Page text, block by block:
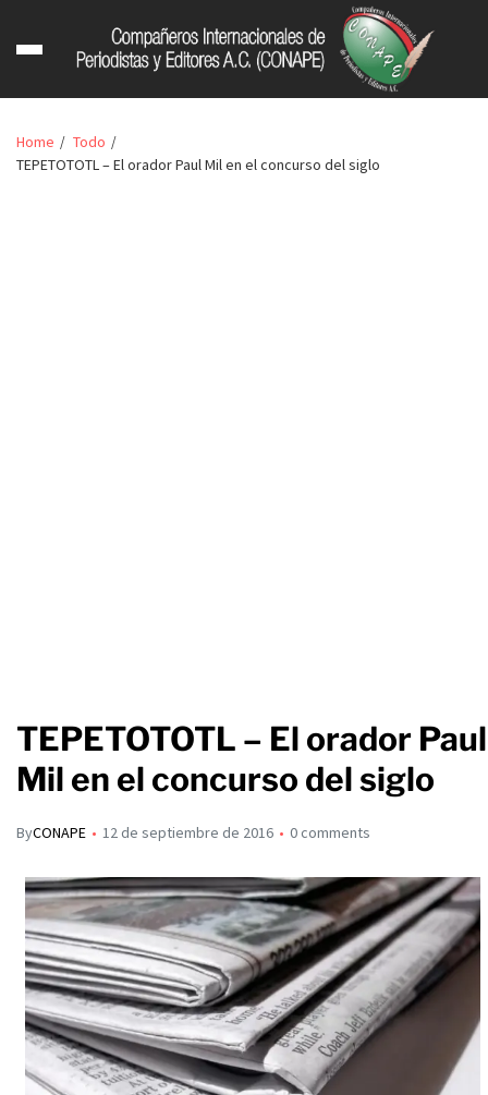
Home
Todo
TEPETOTOTL – El orador Paul Mil en el concurso del siglo
TEPETOTOTL – El orador Paul
Mil en el concurso del siglo
ByCONAPE 12 de septiembre de 2016 0 comments